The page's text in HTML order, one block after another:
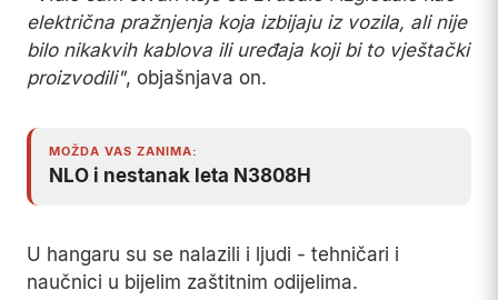
električna pražnjenja koja izbijaju iz vozila, ali nije
bilo nikakvih kablova ili uređaja koji bi to vještački
proizvodili", objašnjava on.
MOŽDA VAS ZANIMA:
NLO i nestanak leta N3808H
U hangaru su se nalazili i ljudi - tehničari i
naučnici u bijelim zaštitnim odijelima.